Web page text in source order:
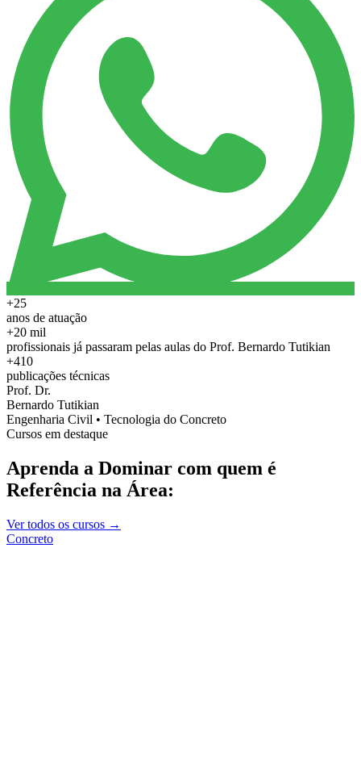
+25
anos de atuação
+20 mil
profissionais já passaram pelas aulas do Prof. Bernardo Tutikian
+410
publicações técnicas
Prof. Dr.
Bernardo Tutikian
Engenharia Civil • Tecnologia do Concreto
Cursos em destaque
Aprenda a Dominar com quem é
Referência na Área:
Ver todos os cursos →
Concreto